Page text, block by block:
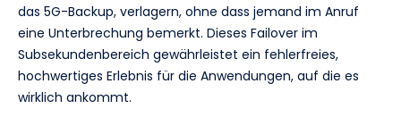
das 5G-Backup, verlagern, ohne dass jemand im Anruf
eine Unterbrechung bemerkt. Dieses Failover im
Subsekundenbereich gewährleistet ein fehlerfreies,
hochwertiges Erlebnis für die Anwendungen, auf die es
wirklich ankommt.